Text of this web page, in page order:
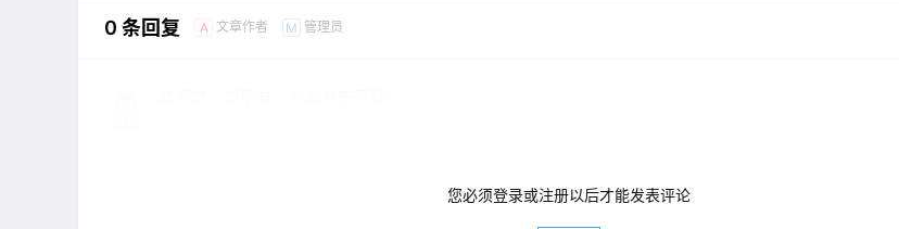
0 条回复 A 文章作者 M 管理员
您必须登录或注册以后才能发表评论